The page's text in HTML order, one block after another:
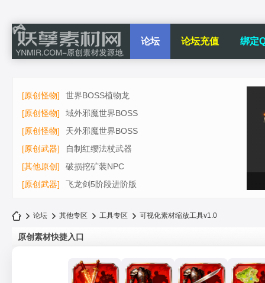
论坛 论坛充值 绑定
[原创怪物]
世界BOSS植物龙
[原创怪物]
域外邪魔世界BOSS
[原创怪物]
天外邪魔世界BOSS
[原创武器]
自制红缨法杖武器
[其他原创]
破损挖矿装NPC
[原创武器]
飞龙剑5阶段进阶版
论坛 其他专区
›
工具专区
›
可视化素材缩放工具v1.0
原创素材快捷入口